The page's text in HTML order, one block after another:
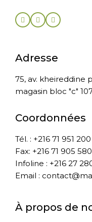
Adresse
75, av.
magasin bloc "c"
Coordonnées
Tél. : +216 71 951 200
Fax: +216 71 905 580
Infoline : +216 27
Email :
À propos de